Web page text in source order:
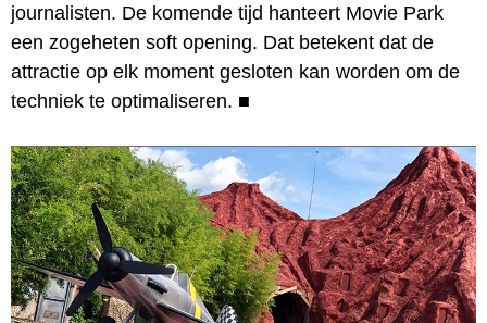
journalisten. De komende tijd hanteert Movie Park
een zogeheten soft opening. Dat betekent dat de
attractie op elk moment gesloten kan worden om de
techniek te optimaliseren. ■